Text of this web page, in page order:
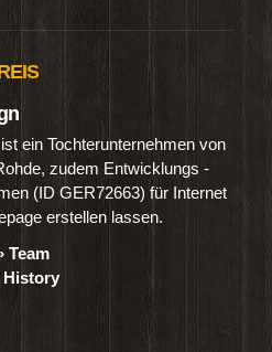
ein Tochterunternehmen von
zudem Entwicklungs -
(ID GER72663) für Internet
erstellen lassen.
Team
History